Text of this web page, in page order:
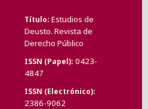
Título Estudios de
Deusto. Revista de
Derecho Público
ISSN (Papel) 0423-
4847
ISSN (Electrónico)
2386-9062